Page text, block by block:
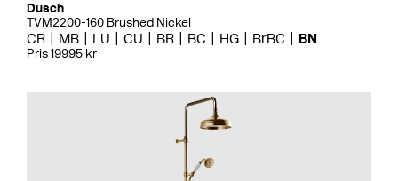
Dusch
TVM2200-160 Brushed Nickel
CR MB LU CU BR BC HG BrBC BN
Pris 19995 kr